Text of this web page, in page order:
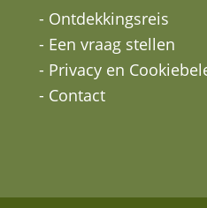
- Ontdekkingsreis
- Een vraag stellen
- Privacy en
- Contact